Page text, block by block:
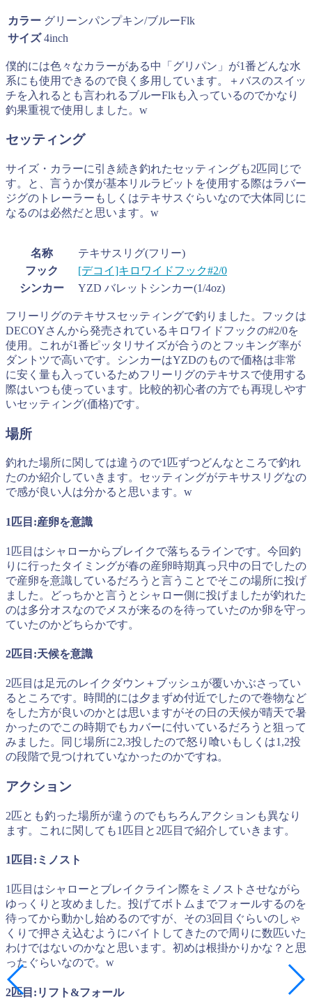
カラー グリーンパンプキン/ブルーFlk
サイズ 4inch
僕的には色々なカラーがある中「グリパン」が1番どんな水
系にも使用できるので良く多用しています。＋バスのスイッ
チを入れるとも言われるブルーFlkも入っているのでかなり
釣果重視で使用しました。w
セッティング
サイズ・カラーに引き続き釣れたセッティングも2匹同じで
す。と、言うか僕が基本リルラビットを使用する際はラバー
ジグのトレーラーもしくはテキサスぐらいなので大体同じに
なるのは必然だと思います。w
名称
テキサスリグ(フリー)
フック
[デコイ]キロワイドフック#2/0
シンカー
YZD バレットシンカー(1/4oz)
フリーリグのテキサスセッティングで釣りました。フックは
DECOYさんから発売されているキロワイドフックの#2/0を
使用。これが1番ピッタリサイズが合うのとフッキング率が
ダントツで高いです。シンカーはYZDのもので価格は非常
に安く量も入っているためフリーリグのテキサスで使用する
際はいつも使っています。比較的初心者の方でも再現しやす
いセッティング(価格)です。
場所
釣れた場所に関しては違うので1匹ずつどんなところで釣れ
たのか紹介していきます。セッティングがテキサスリグなの
で感が良い人は分かると思います。w
1匹目:産卵を意識
1匹目はシャローからブレイクで落ちるラインです。今回釣
りに行ったタイミングが春の産卵時期真っ只中の日でしたの
で産卵を意識しているだろうと言うことでそこの場所に投げ
ました。どっちかと言うとシャロー側に投げましたが釣れた
のは多分オスなのでメスが来るのを待っていたのか卵を守っ
ていたのかどちらかです。
2匹目:天候を意識
2匹目は足元のレイクダウン＋ブッシュが覆いかぶさってい
るところです。時間的には夕まずめ付近でしたので巻物など
をした方が良いのかとは思いますがその日の天候が晴天で暑
かったのでこの時期でもカバーに付いているだろうと狙って
みました。同じ場所に2,3投したので怒り喰いもしくは1,2投
の段階で見つけれていなかったのかですね。
アクション
2匹とも釣った場所が違うのでもちろんアクションも異なり
ます。これに関しても1匹目と2匹目で紹介していきます。
1匹目:ミノスト
1匹目はシャローとブレイクライン際をミノストさせながら
ゆっくりと攻めました。投げてボトムまでフォールするのを
待ってから動かし始めるのですが、その3回目ぐらいのしゃ
くりで押さえ込むようにバイトしてきたので周りに数匹いた
わけではないのかなと思います。初めは根掛かりかな？と思
ったぐらいなので。w
2匹目:リフト&フォール